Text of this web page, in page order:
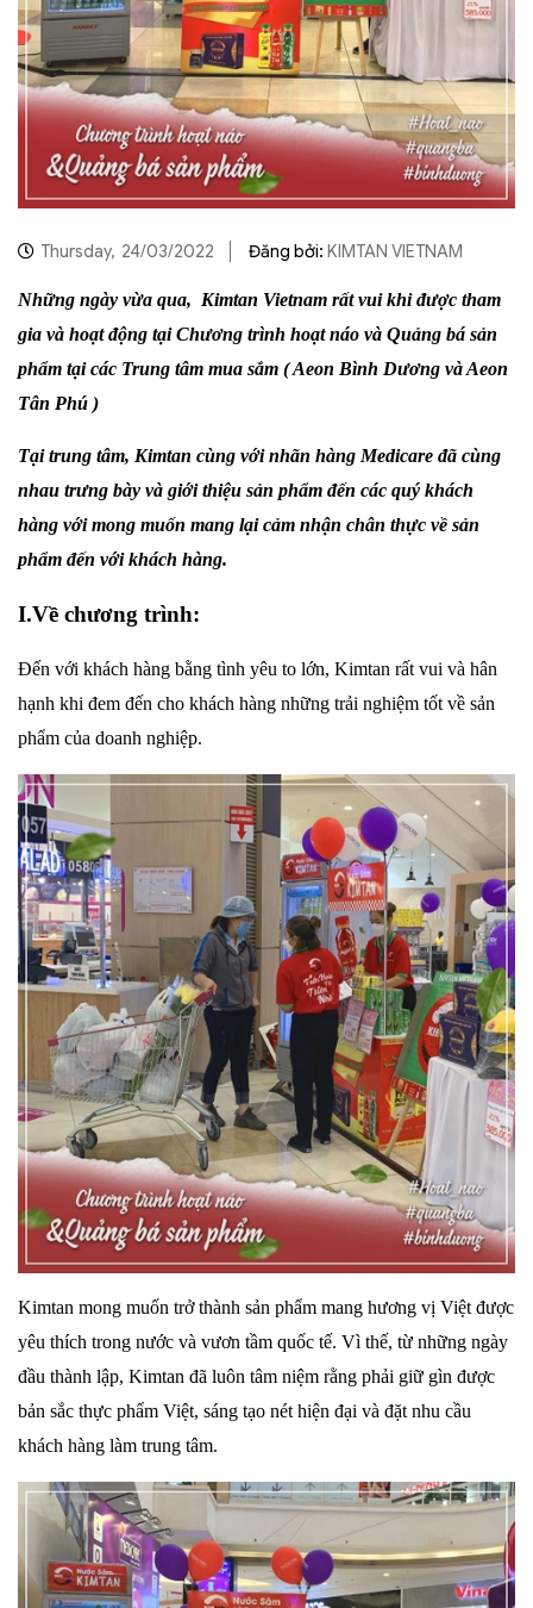
Thursday, 24/03/2022 Đăng bởi: KIMTAN VIETNAM
Những ngày vừa qua, Kimtan Vietnam rất vui khi được tham
gia và hoạt động tại Chương trình hoạt náo và Quảng bá sản
phẩm tại các Trung tâm mua sắm ( Aeon Bình Dương và Aeon
Tân Phú )
Tại trung tâm, Kimtan cùng với nhãn hàng Medicare đã cùng
nhau trưng bày và giới thiệu sản phẩm đến các quý khách
hàng với mong muốn mang lại cảm nhận chân thực về sản
phẩm đến với khách hàng.
I.Về chương trình:
Đến với khách hàng bằng tình yêu to lớn, Kimtan rất vui và hân
hạnh khi đem đến cho khách hàng những trải nghiệm tốt về sản
phẩm của doanh nghiệp.
Kimtan mong muốn trở thành sản phẩm mang hương vị Việt được
yêu thích trong nước và vươn tầm quốc tế. Vì thế, từ những ngày
đầu thành lập, Kimtan đã luôn tâm niệm rằng phải giữ gìn được
bản sắc thực phẩm Việt, sáng tạo nét hiện đại và đặt nhu cầu
khách hàng làm trung tâm.